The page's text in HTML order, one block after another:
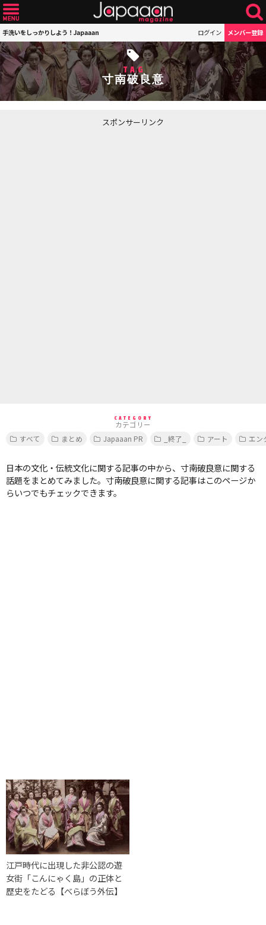
手洗いをしっかりしよう！Japaaan ログイン メンバー登録
TAG
寸南破良意
スポンサーリンク
CATEGORY
カテゴリー
すべて
まとめ Japaaan PR _終了_ アート エン
日本の文化・伝統文化に関する記事の中から、寸南破良意に関する
話題をまとめてみました。寸南破良意に関する記事はこのページか
らいつでもチェックできます。
江戸時代に出現した非公認の遊
女街「こんにゃく島」の正体と
歴史をたどる【べらぼう外伝】